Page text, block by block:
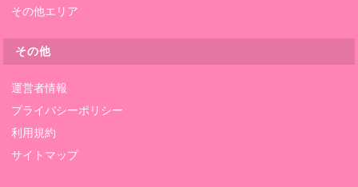
その他エリア
その他
運営者情報
プライバシーポリシー
利用規約
サイトマップ